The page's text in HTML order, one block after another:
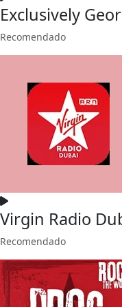
Exclusively
Recomendado
Virgin Radio
Recomendado